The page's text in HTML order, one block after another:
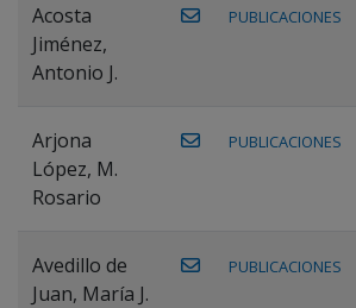
Acosta
Jiménez,
Antonio J.
PUBLICACIONES
Arjona
López, M.
Rosario
PUBLICACIONES
Avedillo de
Juan, María J.
PUBLICACIONES